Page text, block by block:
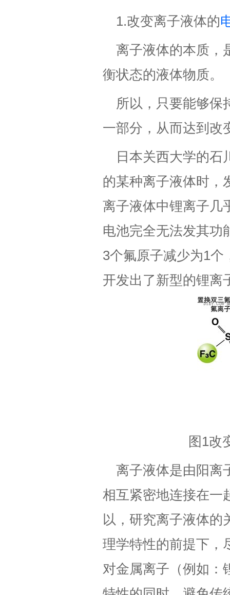
1.改变离子液体的
离子液体的本质，
衡状态的液体物质。
所以，只要能够保
一部分，从而达到改
日本关西大学的
的某种离子液体时，
离子液体中锂离子几
电池完全无法发其功
3个氟原子减少为1个
开发出了新型的锂离
图1改变
离子液体是由阳离
相互紧密地连接在一
以，研究离子液体的
理学特性的前提下，
对金属离子（例如：